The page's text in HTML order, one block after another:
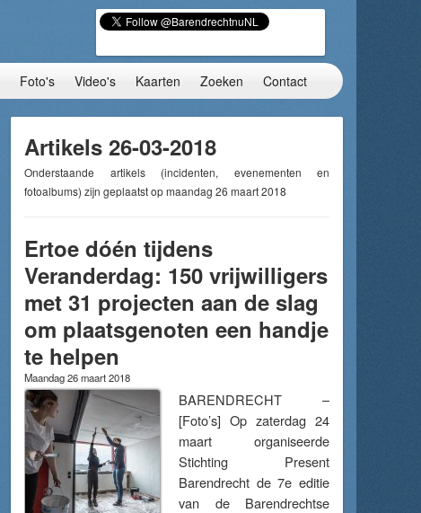
Foto's Video's Kaarten Zoeken Contact
Artikels 26-03-2018
Onderstaande artikels (incidenten, evenementen en
fotoalbums) zijn geplaatst op maandag 26 maart 2018
Ertoe dóén tijdens
Veranderdag: 150 vrijwilligers
met 31 projecten aan de slag
om plaatsgenoten een handje
te helpen
Maandag 26 maart 2018
BARENDRECHT –
[Foto’s] Op zaterdag 24
maart organiseerde
Stichting Present
Barendrecht de 7e editie
van de Barendrechtse